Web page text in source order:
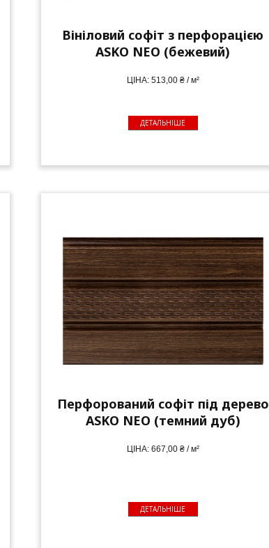
Вініловий софіт з перфорацією
ASKO NEO (бежевий)
ЦІНА: 513,00 ₴ / м²
ДЕТАЛЬНІШЕ
Перфорований софіт під дерево
ASKO NEO (темний дуб)
ЦІНА: 667,00 ₴ / м²
ДЕТАЛЬНІШЕ